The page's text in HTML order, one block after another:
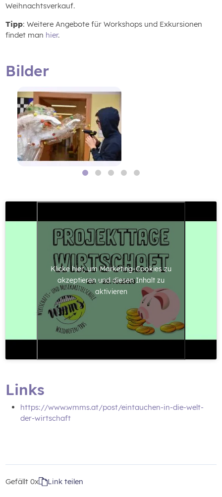
Weihnachtsverkauf.
Tipp: Weitere Angebote für Workshops und Exkursionen
findet man hier.
Bilder
Klicke hier, um Marketing-Cookies zu
akzeptieren und diesen Inhalt zu
aktivieren
Links
https://www.wmms.at/post/eintauchen-in-die-welt-
der-wirtschaft
Gefällt0x Link teilen